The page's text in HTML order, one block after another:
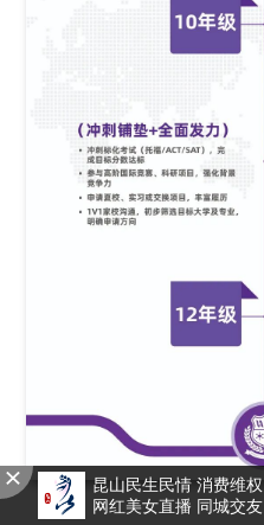
昆山民生民情 消费维权
网红美女直播 同城交友